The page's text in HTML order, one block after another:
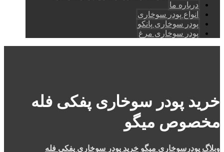
درباره ما
انواع پودر سوخاری
پودر سوخاری پانکو
پودر سوخاری مرغ
خرید پودر سوخاری پفکی فله
مخصوص میگو
وبلاگ پودرسوخاری میگو خرید پودر سوخاری پفکی فله